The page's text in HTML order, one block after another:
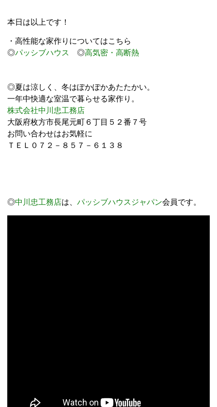
本日は以上です！
・高性能な家作りについてはこちら
◎パッシブハウス ◎高気密・高断熱
◎夏は涼しく、冬はぽかぽかあたたかい。
一年中快適な室温で暮らせる家作り。
株式会社中川忠工務店
大阪府枚方市長尾元町６丁目５２番７号
お問い合わせはお気軽に
ＴＥＬ０７２－８５７－６１３８
◎中川忠工務店は、 パッシブハウスジャパン会員です。